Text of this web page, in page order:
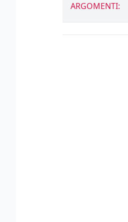
ARGOMENTI: